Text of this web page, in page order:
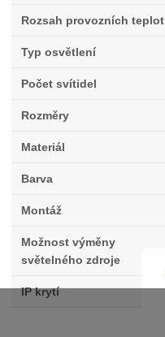
Rozsah provozních teplot
Typ osvětlení
Počet svítidel
Rozměry
Materiál
Barva
Montáž
Možnost výměny
světelného zdroje
IP krytí